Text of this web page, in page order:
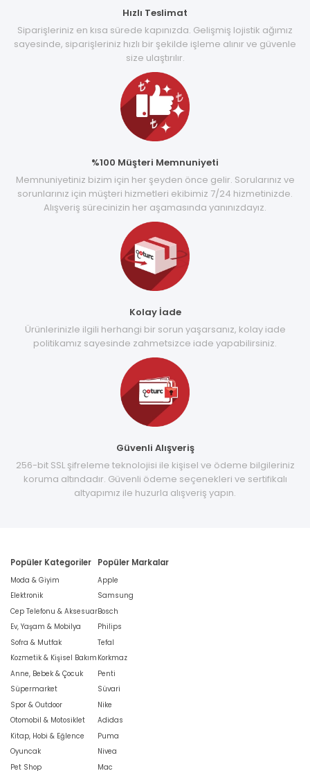
Hızlı Teslimat
Siparişleriniz en kısa sürede kapınızda. Gelişmiş lojistik ağımız
sayesinde, siparişleriniz hızlı bir şekilde işleme alınır ve güvenle
size ulaştırılır.
%100 Müşteri Memnuniyeti
Memnuniyetiniz bizim için her şeyden önce gelir. Sorularınız ve
sorunlarınız için müşteri hizmetleri ekibimiz 7/24 hizmetinizde.
Alışveriş sürecinizin her aşamasında yanınızdayız.
Kolay İade
Ürünlerinizle ilgili herhangi bir sorun yaşarsanız, kolay iade
politikamız sayesinde zahmetsizce iade yapabilirsiniz.
Güvenli Alışveriş
256-bit SSL şifreleme teknolojisi ile kişisel ve ödeme bilgileriniz
koruma altındadır. Güvenli ödeme seçenekleri ve sertifikalı
altyapımız ile huzurla alışveriş yapın.
Popüler Kategoriler
Moda & Giyim
Elektronik
Cep Telefonu & Aksesuar
Ev, Yaşam & Mobilya
Sofra & Mutfak
Kozmetik & Kişisel Bakım
Anne, Bebek & Çocuk
Süpermarket
Spor & Outdoor
Otomobil & Motosiklet
Kitap, Hobi & Eğlence
Oyuncak
Pet Shop
Popüler Markalar
Apple
Samsung
Bosch
Philips
Tefal
Korkmaz
Penti
Süvari
Nike
Adidas
Puma
Nivea
Mac